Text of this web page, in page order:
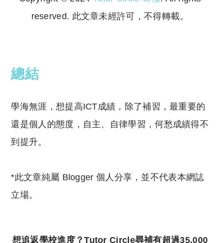
reserved. 此文章未經許可，不得轉載。
總結
學海無涯，想提高ICT成績，除了補習，最重要的
還是個人的態度，自主、自律學習，何愁成績得不
到提升。
*此文章純屬 Blogger 個人分享，並不代表本網誌
立場。
想追返學校進度？Tutor Circle尋補有超過35,000